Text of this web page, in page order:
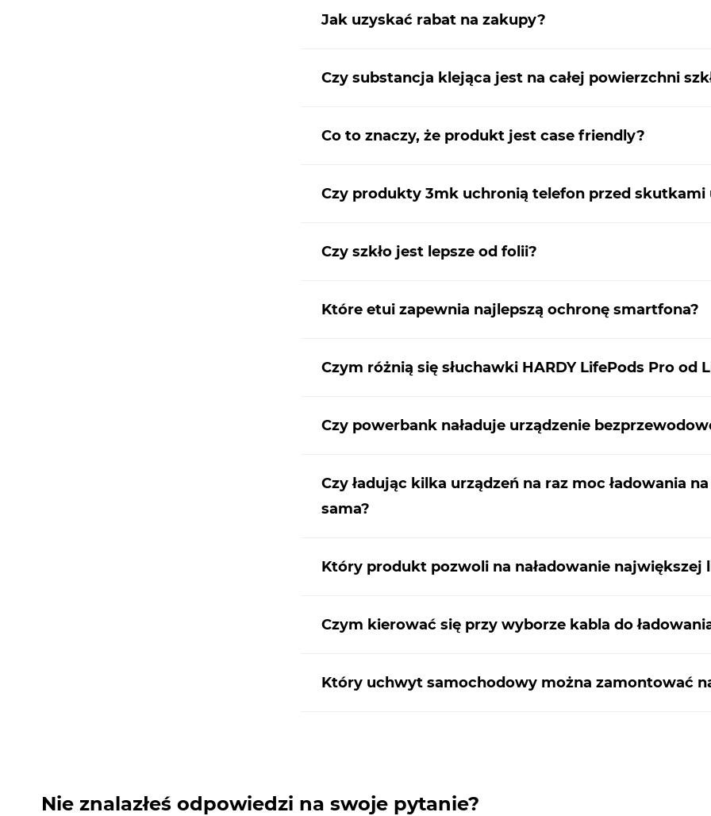
Jak uzyskać rabat na zakupy?
Czy substancja klejąca jest na całej powierzchni
Co to znaczy, że produkt jest case friendly?
Czy produkty 3mk uchronią telefon przed skutkami
Czy szkło jest lepsze od folii?
Które etui zapewnia najlepszą ochronę smartfona?
Czym różnią się słuchawki HARDY LifePods Pro od
Czy powerbank naładuje urządzenie
Czy ładując kilka urządzeń na raz moc ładowania
sama?
Który produkt pozwoli na naładowanie największej
Czym kierować się przy wyborze kabla do
Który uchwyt samochodowy można zamontować
Nie znalazłeś odpowiedzi na swoje pytanie?